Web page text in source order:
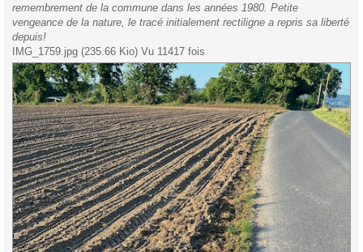
remembrement de la commune dans les années 1980. Petite
vengeance de la nature, le tracé initialement rectiligne a repris sa liberté
depuis!
IMG_1759.jpg (235.66 Kio) Vu 11417 fois